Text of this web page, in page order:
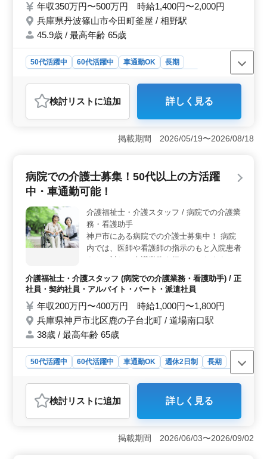
症発生の予防、蔓延の防止 ・吸引、呼吸器
ケア など ◯備考◯ ・社会保険完備 ・交通
費支給 ・長期勤務可能 ・車通勤可能 ・無料
ませんか？ 皆様のご応募お待ちしておりま
す！
年収350万円〜500万円 時給1,400円〜2,000円
兵庫県丹波篠山市今田町釜屋 / 相野駅
45.9歳 / 最高年齢 65歳
50代活躍中 60代活躍中 車通勤OK
長期
おすすめポイント
＜経験豊富な方を歓迎＞ 看護師実務経験5年以上を持つ
方を対象にしており、経験豊富な方々のご応募を歓迎し
ています。経験豊富な方々のご意見や知識を活かし、チ
給など充実した福利厚生が整っています。さらに長期勤
務が可能で車通勤も可能です。安定した職場環境で働く
を通じて働く方々の生活や健康の面でもサポートしてい
ます。 ＜地域に貢献する医療サービス＞ ご家族に
安心して頂ける医療サービスを提供することで地域の福
祉に貢献しています。地域社会に密着した活動を通じて
生活の質の向上に貢献しましょう。地域の方々との信頼
ッションです。
検討リスト に追加 詳しく見る
掲載期間 2026/05/19〜2026/08/18
病院での介護士募集！50代以上の方活躍
中・車通勤可能！
介護福祉士・介護スタッフ / 病院での介護業
務・看護助手
神戸市にある病院での介護士募集中！ 病院
内では、医師や看護師の指示のもと入院患者
さんに対して介護業務を行っていきますの
す ＊業務内容＊ ・介助業務（食事介助、排
泄介助など） ・病室の清掃やシーツ交換 ・
看護師補助 ＊シフト制(週3日以上相談可能)
＊資格手当あり ＊制服支給 ＊交通費実費支
給 ＊夜勤業務なし ＊日勤のみ応相談 60代活
問い合わせください ご応募お待ちしており
ます♪♪
介護福祉士・介護スタッフ (病院での介護業務・看護助手) / 正
社員・契約社員・アルバイト・パート・派遣社員
年収200万円〜400万円 時給1,000円〜1,800円
兵庫県神戸市北区鹿の子台北町 / 道場南口駅
38歳 / 最高年齢 65歳
50代活躍中 60代活躍中 車通勤OK 週休2日制
長期
派遣社員
介護福祉士・介護スタッフ
おすすめポイント
＜50代60代活躍＞ 神戸市北区の病院で介護士を募集
中。 50代以上の方が活躍中の職場です。 ＜安定し
た業務・働きやすい環境＞ 夜勤業務なしで、残業も少
検討リスト に追加 詳しく見る
掲載期間 2026/06/03〜2026/09/02